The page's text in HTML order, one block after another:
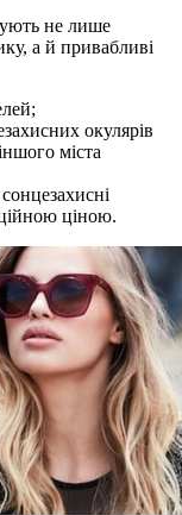
не лише
а й привабливі
окулярів
міста
ціною.